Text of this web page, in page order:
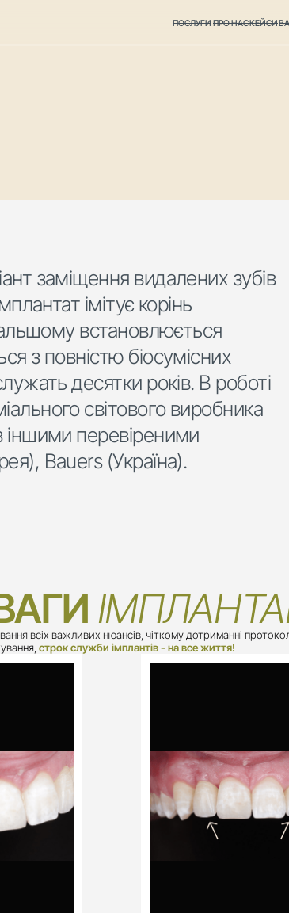
ПОСЛУГИПРО НАСКЕЙСИ
заміщення видалених зубів
імітує корінь
встановлюється
з повністю біосумісних
десятки років. В роботі
світового виробника
перевіреними
Bauers (Україна).
всіх важливих нюансів, чіткому дотриманні
строк служби імплантів - на все життя!